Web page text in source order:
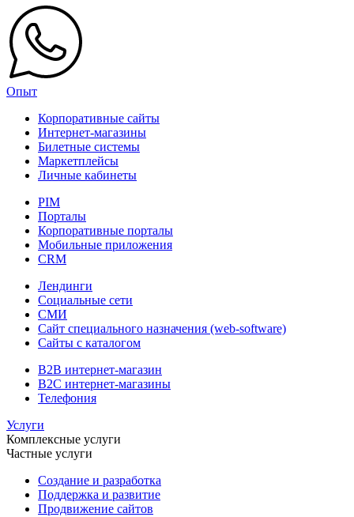
Опыт
Корпоративные сайты
Интернет-магазины
Билетные системы
Маркетплейсы
Личные кабинеты
PIM
Порталы
Корпоративные порталы
Мобильные приложения
CRM
Лендинги
Социальные сети
СМИ
Сайт специального назначения (web-software)
Сайты с каталогом
B2B интернет-магазин
B2C интернет-магазины
Телефония
Услуги
Комплексные услуги
Частные услуги
Создание и разработка
Поддержка и развитие
Продвижение сайтов